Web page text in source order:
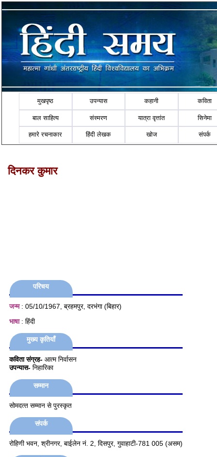
मुखपृष्ठ उपन्यास कहानी कविता
बाल साहित्य संस्मरण यात्रा वृत्तांत सिनेमा
हमारे रचनाकार हिंदी लेखक खोज संपर्क
दिनकर कुमार
परिचय
जन्म: 05/10/1967, ब्रहमपुर, दरभंगा (बिहार)
भाषा: हिंदी
मुख्य कृतियाँ
कविता संग्रह- आत्म निर्वासन
उपन्यास- निहारिका
सम्मान
सोमदत्‍त सम्‍मान से पुरस्‍कृत
संपर्क
रोहिणी भवन, श्रीनगर, बाईलेन नं. 2, दिसपुर, गुवाहाटी-781 005 (असम)